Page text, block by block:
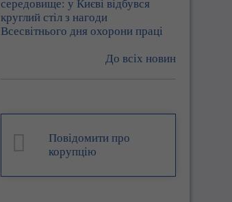
середовище: у Києві відбувся
круглий стіл з нагоди
Всесвітнього дня охорони праці
До всіх новин
Повідомити про
корупцію